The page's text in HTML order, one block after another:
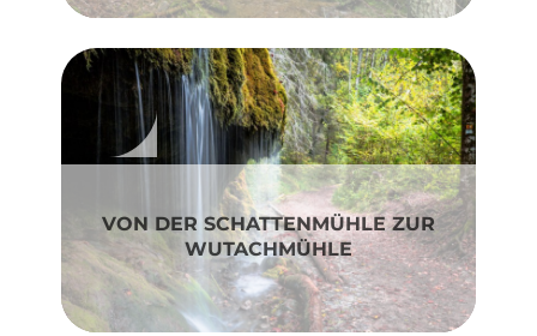
VON DER SCHATTENMÜHLE ZUR
WUTACHMÜHLE